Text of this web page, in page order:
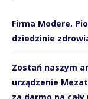
Firma Modere.
dziedzinie
Zostań naszym
urządzenie